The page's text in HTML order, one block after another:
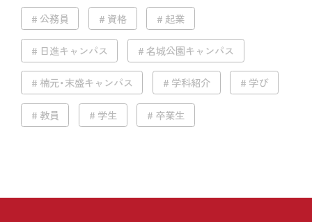
公務員 資格 起業
日進キャンパス 名城公園キャンパス
楠元・末盛キャンパス 学科紹介 学び
教員 学生 卒業生